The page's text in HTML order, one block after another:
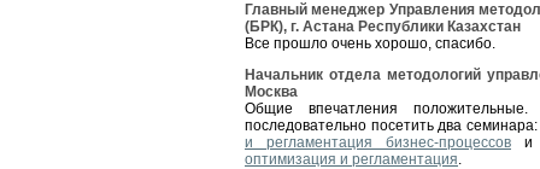
Главный менеджер Управления
(БРК), г. Астана Республики Казахстан
Все прошло очень хорошо, спасибо.
Начальник отдела методологий
Москва
Общие впечатления
последовательно посетить два
и регламентация бизнес-процессов и
оптимизация и регламентация.